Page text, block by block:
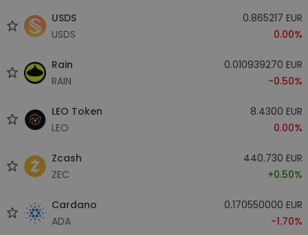
USDS
USDS
0.865217 EUR
0.00%
Rain
RAIN
0.010939270 EUR
-0.50%
LEO Token
LEO
8.4300 EUR
0.00%
Zcash
ZEC
440.730 EUR
+0.50%
Cardano
ADA
0.170550000 EUR
-1.70%